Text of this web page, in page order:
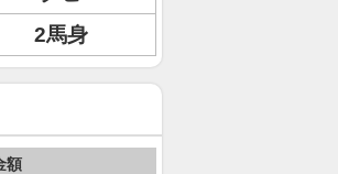
2馬身
額